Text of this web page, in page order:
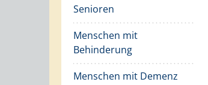
Senioren
Menschen mit
Behinderung
Menschen mit Demenz